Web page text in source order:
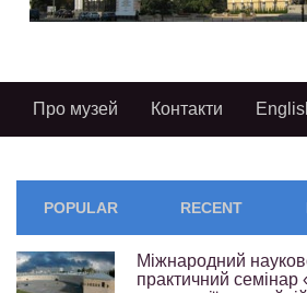
Про музей Контакти
POPULAR RECENT
Міжнародний
практичний семінар